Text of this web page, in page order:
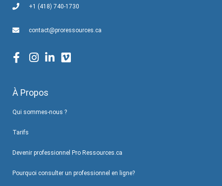
+1 (418) 740-1730
contact@proressources.ca
À Propos
Qui sommes-nous ?
Tarifs
Devenir professionnel Pro Ressources.ca
Pourquoi consulter un professionnel en ligne?